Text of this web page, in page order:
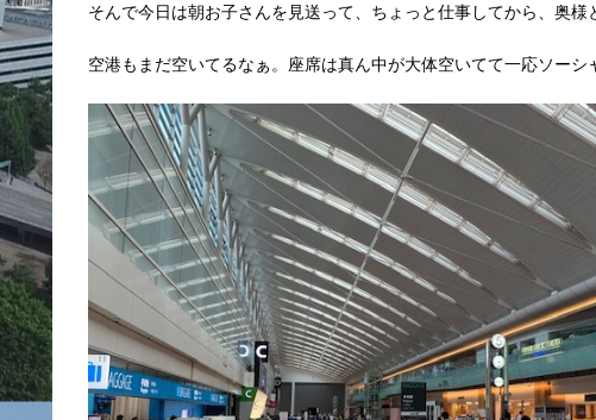
そんで今日は朝お子さんを見送って、ちょっと仕事してから、奥
空港もまだ空いてるなぁ。座席は真ん中が大体空いてて一応ソーシ